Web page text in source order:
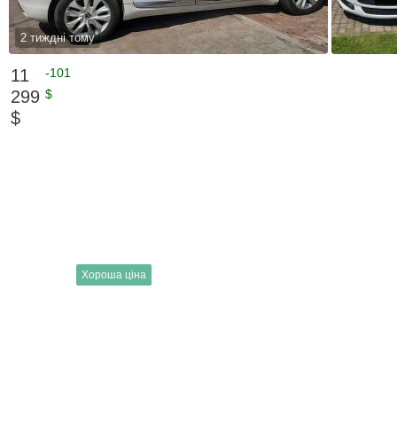
2 тиждні тому
11
299
$
-101
$
Хороша ціна